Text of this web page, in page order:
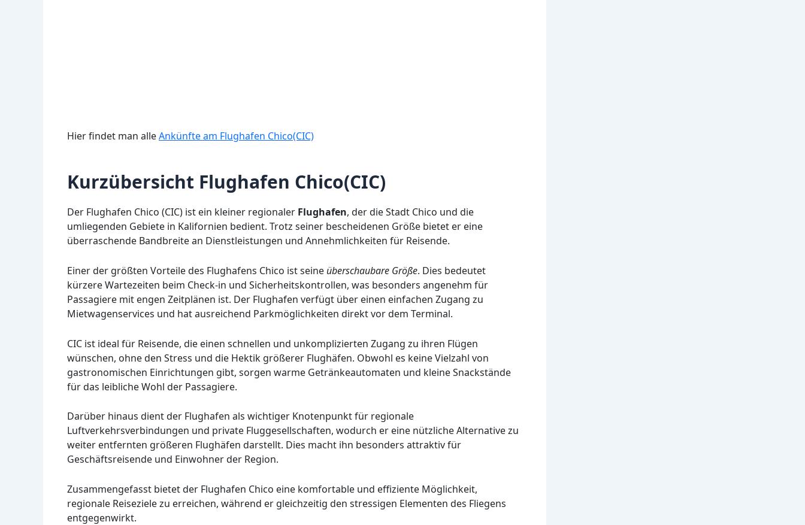
Hier findet man alleAnkünfte am Flughafen Chico(CIC)
Kurzübersicht Flughafen Chico(CIC)
Der Flughafen Chico (CIC) ist ein kleiner regionaler Flughafen, der die Stadt Chico und die
umliegenden Gebiete in Kalifornien bedient. Trotz seiner bescheidenen Größe bietet er eine
überraschende Bandbreite an Dienstleistungen und Annehmlichkeiten für Reisende.
Einer der größten Vorteile des Flughafens Chico ist seine überschaubare Größe. Dies bedeutet
kürzere Wartezeiten beim Check-in und Sicherheitskontrollen, was besonders angenehm für
Passagiere mit engen Zeitplänen ist. Der Flughafen verfügt über einen einfachen Zugang zu
Mietwagenservices und hat ausreichend Parkmöglichkeiten direkt vor dem Terminal.
CIC ist ideal für Reisende, die einen schnellen und unkomplizierten Zugang zu ihren Flügen
wünschen, ohne den Stress und die Hektik größerer Flughäfen. Obwohl es keine Vielzahl von
gastronomischen Einrichtungen gibt, sorgen warme Getränkeautomaten und kleine Snackstände
für das leibliche Wohl der Passagiere.
Darüber hinaus dient der Flughafen als wichtiger Knotenpunkt für regionale
Luftverkehrsverbindungen und private Fluggesellschaften, wodurch er eine nützliche Alternative zu
weiter entfernten größeren Flughäfen darstellt. Dies macht ihn besonders attraktiv für
Geschäftsreisende und Einwohner der Region.
Zusammengefasst bietet der Flughafen Chico eine komfortable und effiziente Möglichkeit,
regionale Reiseziele zu erreichen, während er gleichzeitig den stressigen Elementen des Fliegens
entgegenwirkt.